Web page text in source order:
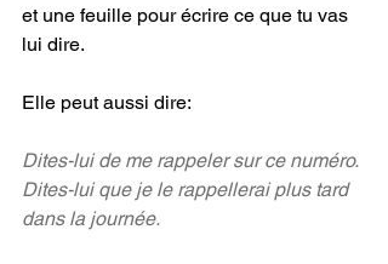
et une feuille pour écrire ce que tu vas
lui dire.
Elle peut aussi dire:
Dites-lui de me rappeler sur ce numéro.
Dites-lui que je le rappellerai plus tard
dans la journée.